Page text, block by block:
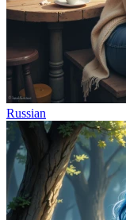
Russian